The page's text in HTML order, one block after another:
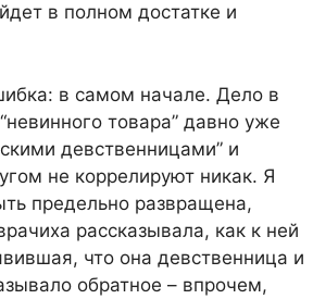
в полном достатке и
в самом начале. Дело в
товара” давно уже
девственницами” и
не коррелируют никак. Я
предельно развращена,
рассказывала, как к ней
что она девственница и
обратное – впрочем,